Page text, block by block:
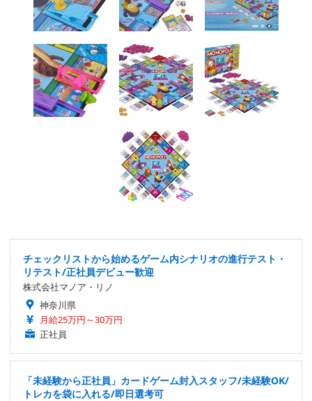
チェックリストから始めるゲーム内シナリオの進行テスト・
リテスト/正社員デビュー歓迎
株式会社マノア・リノ
神奈川県
月給25万円～30万円
正社員
「未経験から正社員」カードゲーム封入スタッフ/未経験OK/
トレカを袋に入れる/即日選考可